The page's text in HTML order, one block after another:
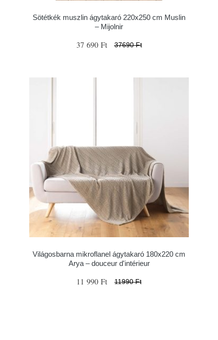
Sötétkék muszlin ágytakaró 220x250 cm Muslin
– Mijolnir
37 690 Ft 37690 Ft
Világosbarna mikroflanel ágytakaró 180x220 cm
Arya – douceur d'intérieur
11 990 Ft 11990 Ft